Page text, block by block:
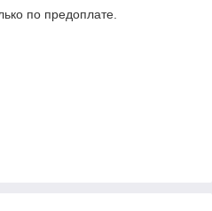
по предоплате.